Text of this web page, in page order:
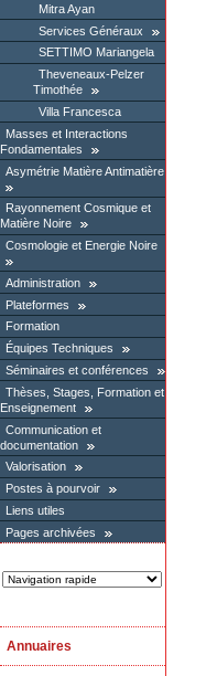
Mitra Ayan
Services Généraux
SETTIMO Mariangela
Theveneaux-Pelzer
Timothée
Villa Francesca
Masses et Interactions
Fondamentales
Asymétrie Matière Antimatière
Rayonnement Cosmique et
Matière Noire
Cosmologie et Energie Noire
Administration
Plateformes
Formation
Équipes Techniques
Séminaires et conférences
Thèses, Stages, Formation et
Enseignement
Communication et
documentation
Valorisation
Postes à pourvoir
Liens utiles
Pages archivées
Annuaires